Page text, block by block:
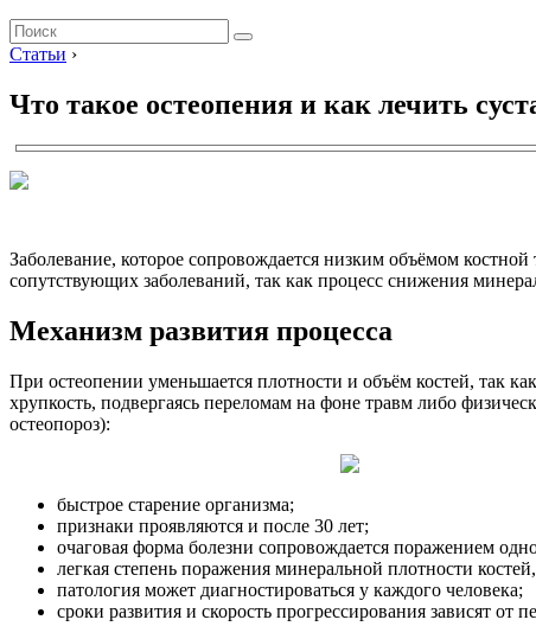
Статьи ›
Что такое остеопения и как лечить
Заболевание, которое сопровождается низким объёмом
сопутствующих заболеваний, так как процесс снижения
Механизм развития процесса
При остеопении уменьшается плотности и объём костей, так
хрупкость, подвергаясь переломам на фоне травм либо
остеопороз):
быстрое старение организма;
признаки проявляются и после 30 лет;
очаговая форма болезни сопровождается поражением
легкая степень поражения минеральной плотности
патология может диагностироваться у каждого человека;
сроки развития и скорость прогрессирования зависят